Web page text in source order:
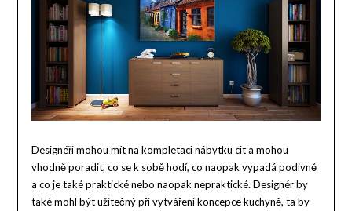
Designéři mohou mít na kompletaci nábytku cit a mohou
vhodně poradit, co se k sobě hodí, co naopak vypadá podivně
a co je také praktické nebo naopak nepraktické. Designér by
také mohl být užitečný při vytváření koncepce kuchyně, ta by